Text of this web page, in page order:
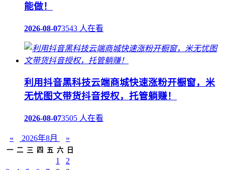
能做！
2026-08-073543 人在看
利用抖音黑科技云端商城快速涨粉开橱窗，米
无忧图文带货抖音授权，托管躺赚！
2026-08-073505 人在看
« 2026年8月 »
一 二 三 四 五 六 日
1
2